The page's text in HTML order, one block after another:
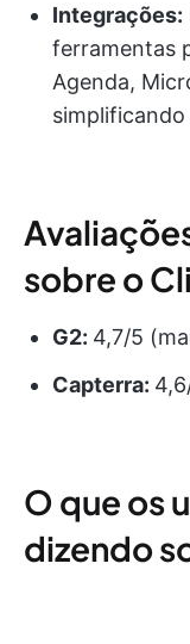
Integrações:
ferramentas
Agenda,
sobre o
G2: 4,7/5
Capterra:
O que os
dizendo